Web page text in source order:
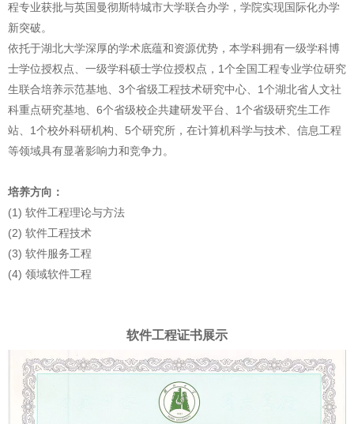
询
学
力
硕
职
研
生
返
回
页
程专业获批与英国曼彻斯特城市大学联合办学，学院实现国际化办学
新突破。
依托于湖北大学深厚的学术底蕴和资源优势，本学科拥有一级学科博
士学位授权点、一级学科硕士学位授权点，1个全国工程专业学位研究
生联合培养示范基地、3个省级工程技术研究中心、1个湖北省人文社
科重点研究基地、6个省级校企共建研发平台、1个省级研究生工作
站、1个校外科研机构、5个研究所，在计算机科学与技术、信息工程
等领域具有显著影响力和竞争力。
培养方向：
(1) 软件工程理论与方法
(2) 软件工程技术
(3) 软件服务工程
(4) 领域软件工程
软件工程证书展示